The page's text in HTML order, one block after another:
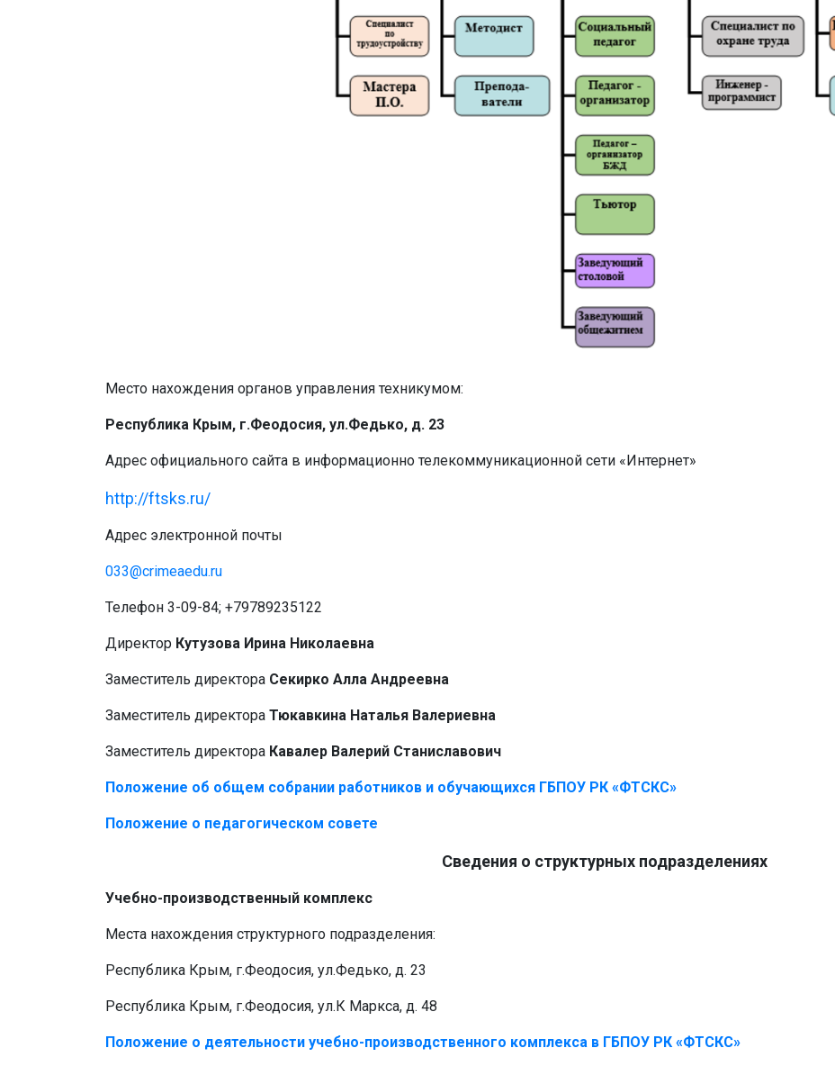
Место нахождения органов управления техникумом:
Республика Крым, г.Феодосия, ул.Федько, д. 23
Адрес официального сайта в информационно телекоммуникационной сети «Интернет»
http://ftsks.ru/
Адрес электронной почты
033@crimeaedu.ru
Телефон 3-09-84; +79789235122
Директор Кутузова Ирина Николаевна
Заместитель директора Секирко Алла Андреевна
Заместитель директора Тюкавкина Наталья Валериевна
Заместитель директора Кавалер Валерий Станиславович
Положение об общем собрании работников и обучающихся ГБПОУ РК «ФТСКС»
Положение о педагогическом совете
Сведения о структурных подразделениях
Учебно-производственный комплекс
Места нахождения структурного подразделения:
Республика Крым, г.Феодосия, ул.Федько, д. 23
Республика Крым, г.Феодосия, ул.К Маркса, д. 48
Положение о деятельности учебно-производственного комплекса в ГБПОУ РК «ФТСКС»